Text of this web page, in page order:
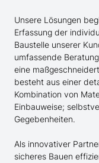
Unsere Lösungen
Erfassung der
Baustelle unserer
umfassende
eine
besteht aus einer
Kombination von
Einbauweise;
Gegebenheiten.
Als innovativer
sicheres Bauen